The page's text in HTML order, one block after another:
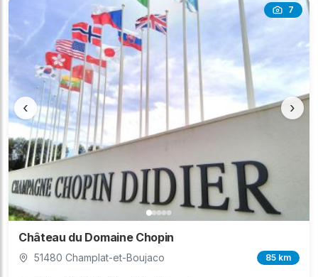
7
‹ ›
Château du Domaine Chopin
51480 Champlat-et-Boujaco 85 km